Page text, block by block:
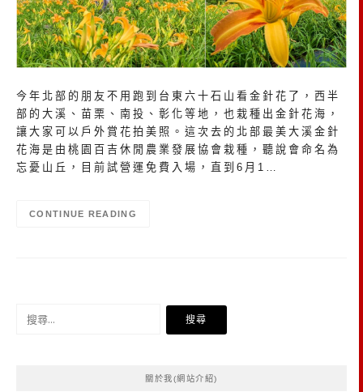
今年北部的朋友不用跑到台東六十石山看金針花了，西半
部的大溪、苗栗、南投、彰化等地，也栽種出金針花海，
讓大家可以戶外賞花拍美照。這次去的北部最美大溪金針
花海是由桃園百吉休閒農業發展協會栽種，聽說會命名為
忘憂山丘，目前試營運免費入場，直到6月1…
CONTINUE READING
關於我(網站介紹)